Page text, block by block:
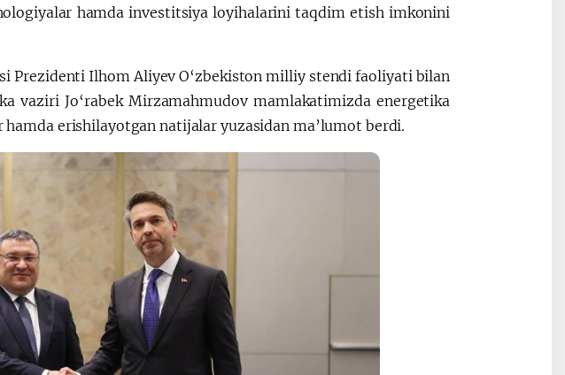
hamda investitsiya loyihalarini taqdim etish imkonini
Prezidenti Ilhom Aliyev O‘zbekiston milliy stendi faoliyati bilan
vaziri Jo‘rabek Mirzamahmudov mamlakatimizda energetika
erishilayotgan natijalar yuzasidan ma’lumot berdi.